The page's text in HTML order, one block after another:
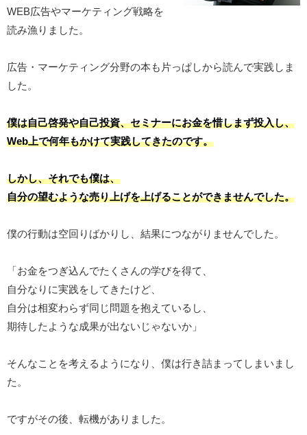
WEB広告やマーケティング戦略を
読み漁りました。
広告・マーケティング分野の本も片っぱしから読んで実践しま
した。
僕は自己啓発や自己投資、セミナーにお金を惜しまず投入し、
Web上で何年もかけて実践してきたのです。
しかし、それでも僕は、
自分の望むような売り上げを上げることができませんでした。
僕の行動は空回りばかりし、結果につながりませんでした。
「お金をつぎ込んでたくさんの学びを得て、
自分なりに実践をしてきたけど、
自分は相変わらず同じ問題を抱えているし、
期待したような成果が出ないじゃないか」
そんなことを考えるようになり、僕は行き詰まってしまいまし
た。
ですがその後、転機がありました。